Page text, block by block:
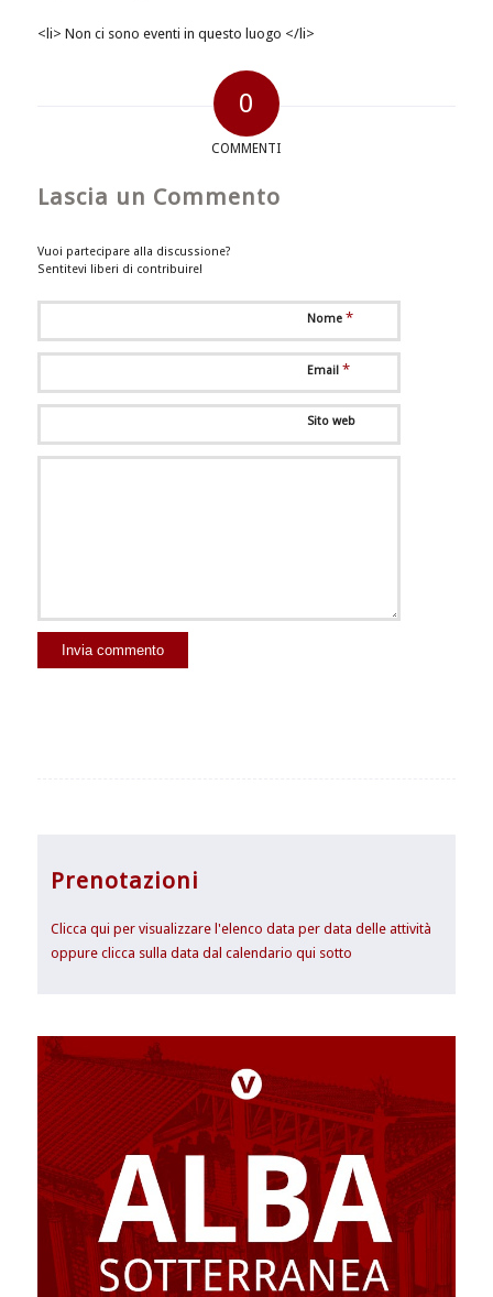
<li> Non ci sono eventi in questo luogo </li>
0
COMMENTI
Lascia un Commento
Vuoi partecipare alla discussione?
Sentitevi liberi di contribuire!
Nome *
Email *
Sito web
Prenotazioni
Clicca qui per visualizzare l'elenco data per data delle attività
oppure clicca sulla data dal calendario qui sotto